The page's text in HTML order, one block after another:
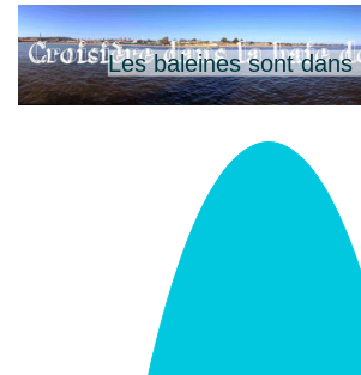
Les baleines sont dans